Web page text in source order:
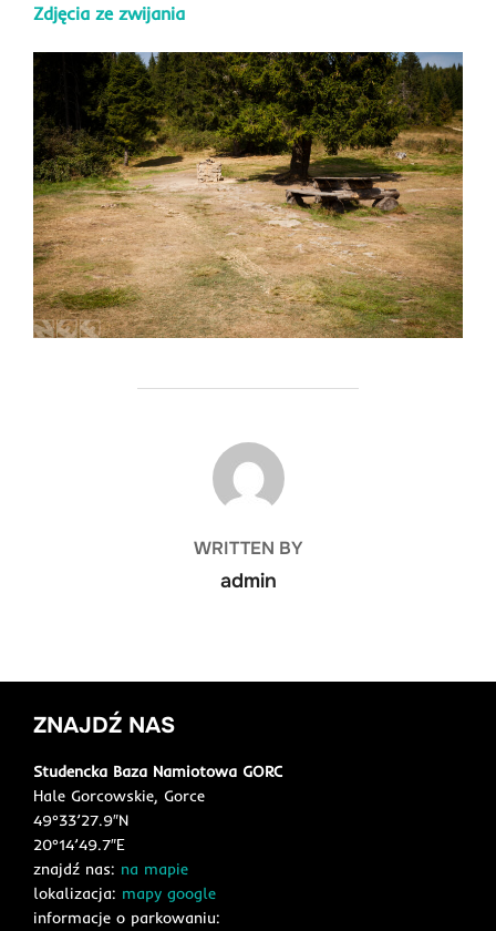
Zdjęcia ze zwijania
POST AUTHOR
WRITTEN BY
admin
ZNAJDŹ NAS
Studencka Baza Namiotowa GORC
Hale Gorcowskie, Gorce
49°33’27.9″N
20°14’49.7″E
znajdź nas: na mapie
lokalizacja: mapy google
informacje o parkowaniu: